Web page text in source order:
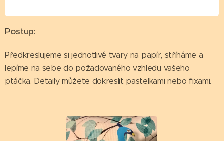
Postup:
Předkreslujeme si jednotlivé tvary na papír, stříháme a
lepíme na sebe do požadovaného vzhledu vašeho
ptáčka. Detaily můžete dokreslit pastelkami nebo fixami.